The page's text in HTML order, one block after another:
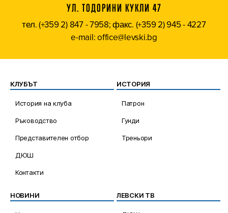
УЛ. ТОДОРИНИ КУКЛИ 47
тел. (+359 2) 847 - 7958; факс. (+359 2) 945 - 4227
e-mail: office@levski.bg
КЛУБЪТ
История на клуба
Ръководство
Представителен отбор
ДЮШ
Контакти
ИСТОРИЯ
Патрон
Гунди
Треньори
НОВИНИ ЛЕВСКИ ТВ